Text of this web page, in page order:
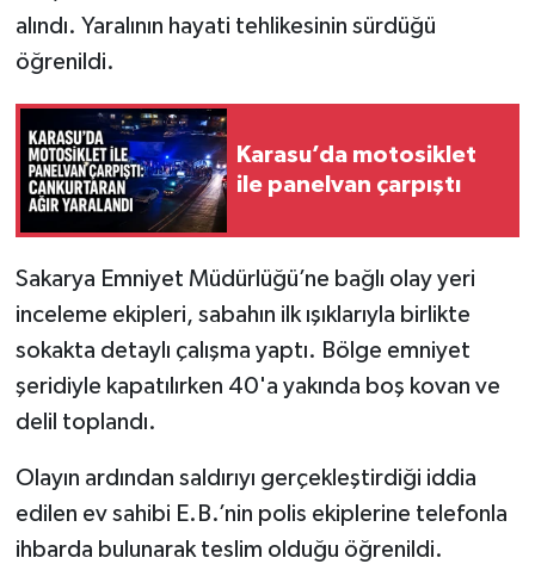
alındı. Yaralının hayati tehlikesinin sürdüğü
öğrenildi.
Karasu’da motosiklet
ile panelvan çarpıştı
Sakarya Emniyet Müdürlüğü’ne bağlı olay yeri
inceleme ekipleri, sabahın ilk ışıklarıyla birlikte
sokakta detaylı çalışma yaptı. Bölge emniyet
şeridiyle kapatılırken 40'a yakında boş kovan ve
delil toplandı.
Olayın ardından saldırıyı gerçekleştirdiği iddia
edilen ev sahibi E.B.’nin polis ekiplerine telefonla
ihbarda bulunarak teslim olduğu öğrenildi.